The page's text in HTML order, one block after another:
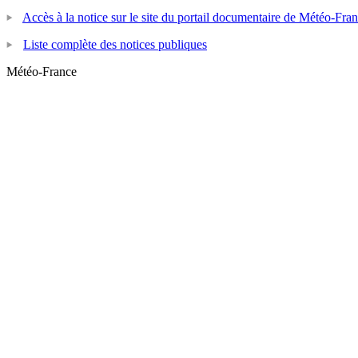
Accès à la notice sur le site du portail documentaire de Météo-
Liste complète des notices publiques
Météo-France